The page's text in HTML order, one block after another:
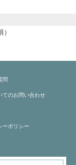
問
てのお問い合わせ
ーポリシー